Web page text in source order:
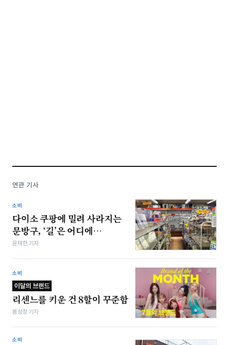
연관 기사
소비
다이소 쿠팡에 밀려 사라지는
문방구, ‘길’은 어디에…
윤채현 기자
소비
이달의 브랜드
리센느를 키운 건 8할이 꾸준함
봉성창 기자
소비